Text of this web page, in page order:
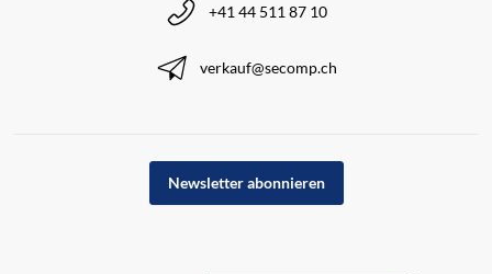
+41 44 511 87 10
verkauf@secomp.ch
Newsletter abonnieren